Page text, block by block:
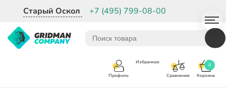
Старый Оскол +7 (495) 799-08-00
Профиль
Избранное
Сравнение Корзина
0